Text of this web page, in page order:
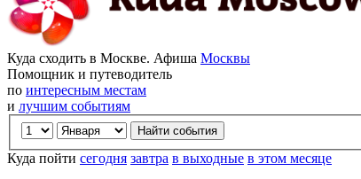
Куда сходить в Москве. Афиша Москвы
Помощник и путеводитель
по интересным местам
и лучшим событиям
Куда пойти сегодня завтра в выходные в этом месяце